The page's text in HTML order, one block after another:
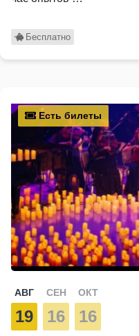
Бесплатно
Есть билеты
АВГ
19
СЕН
16
ОКТ
16